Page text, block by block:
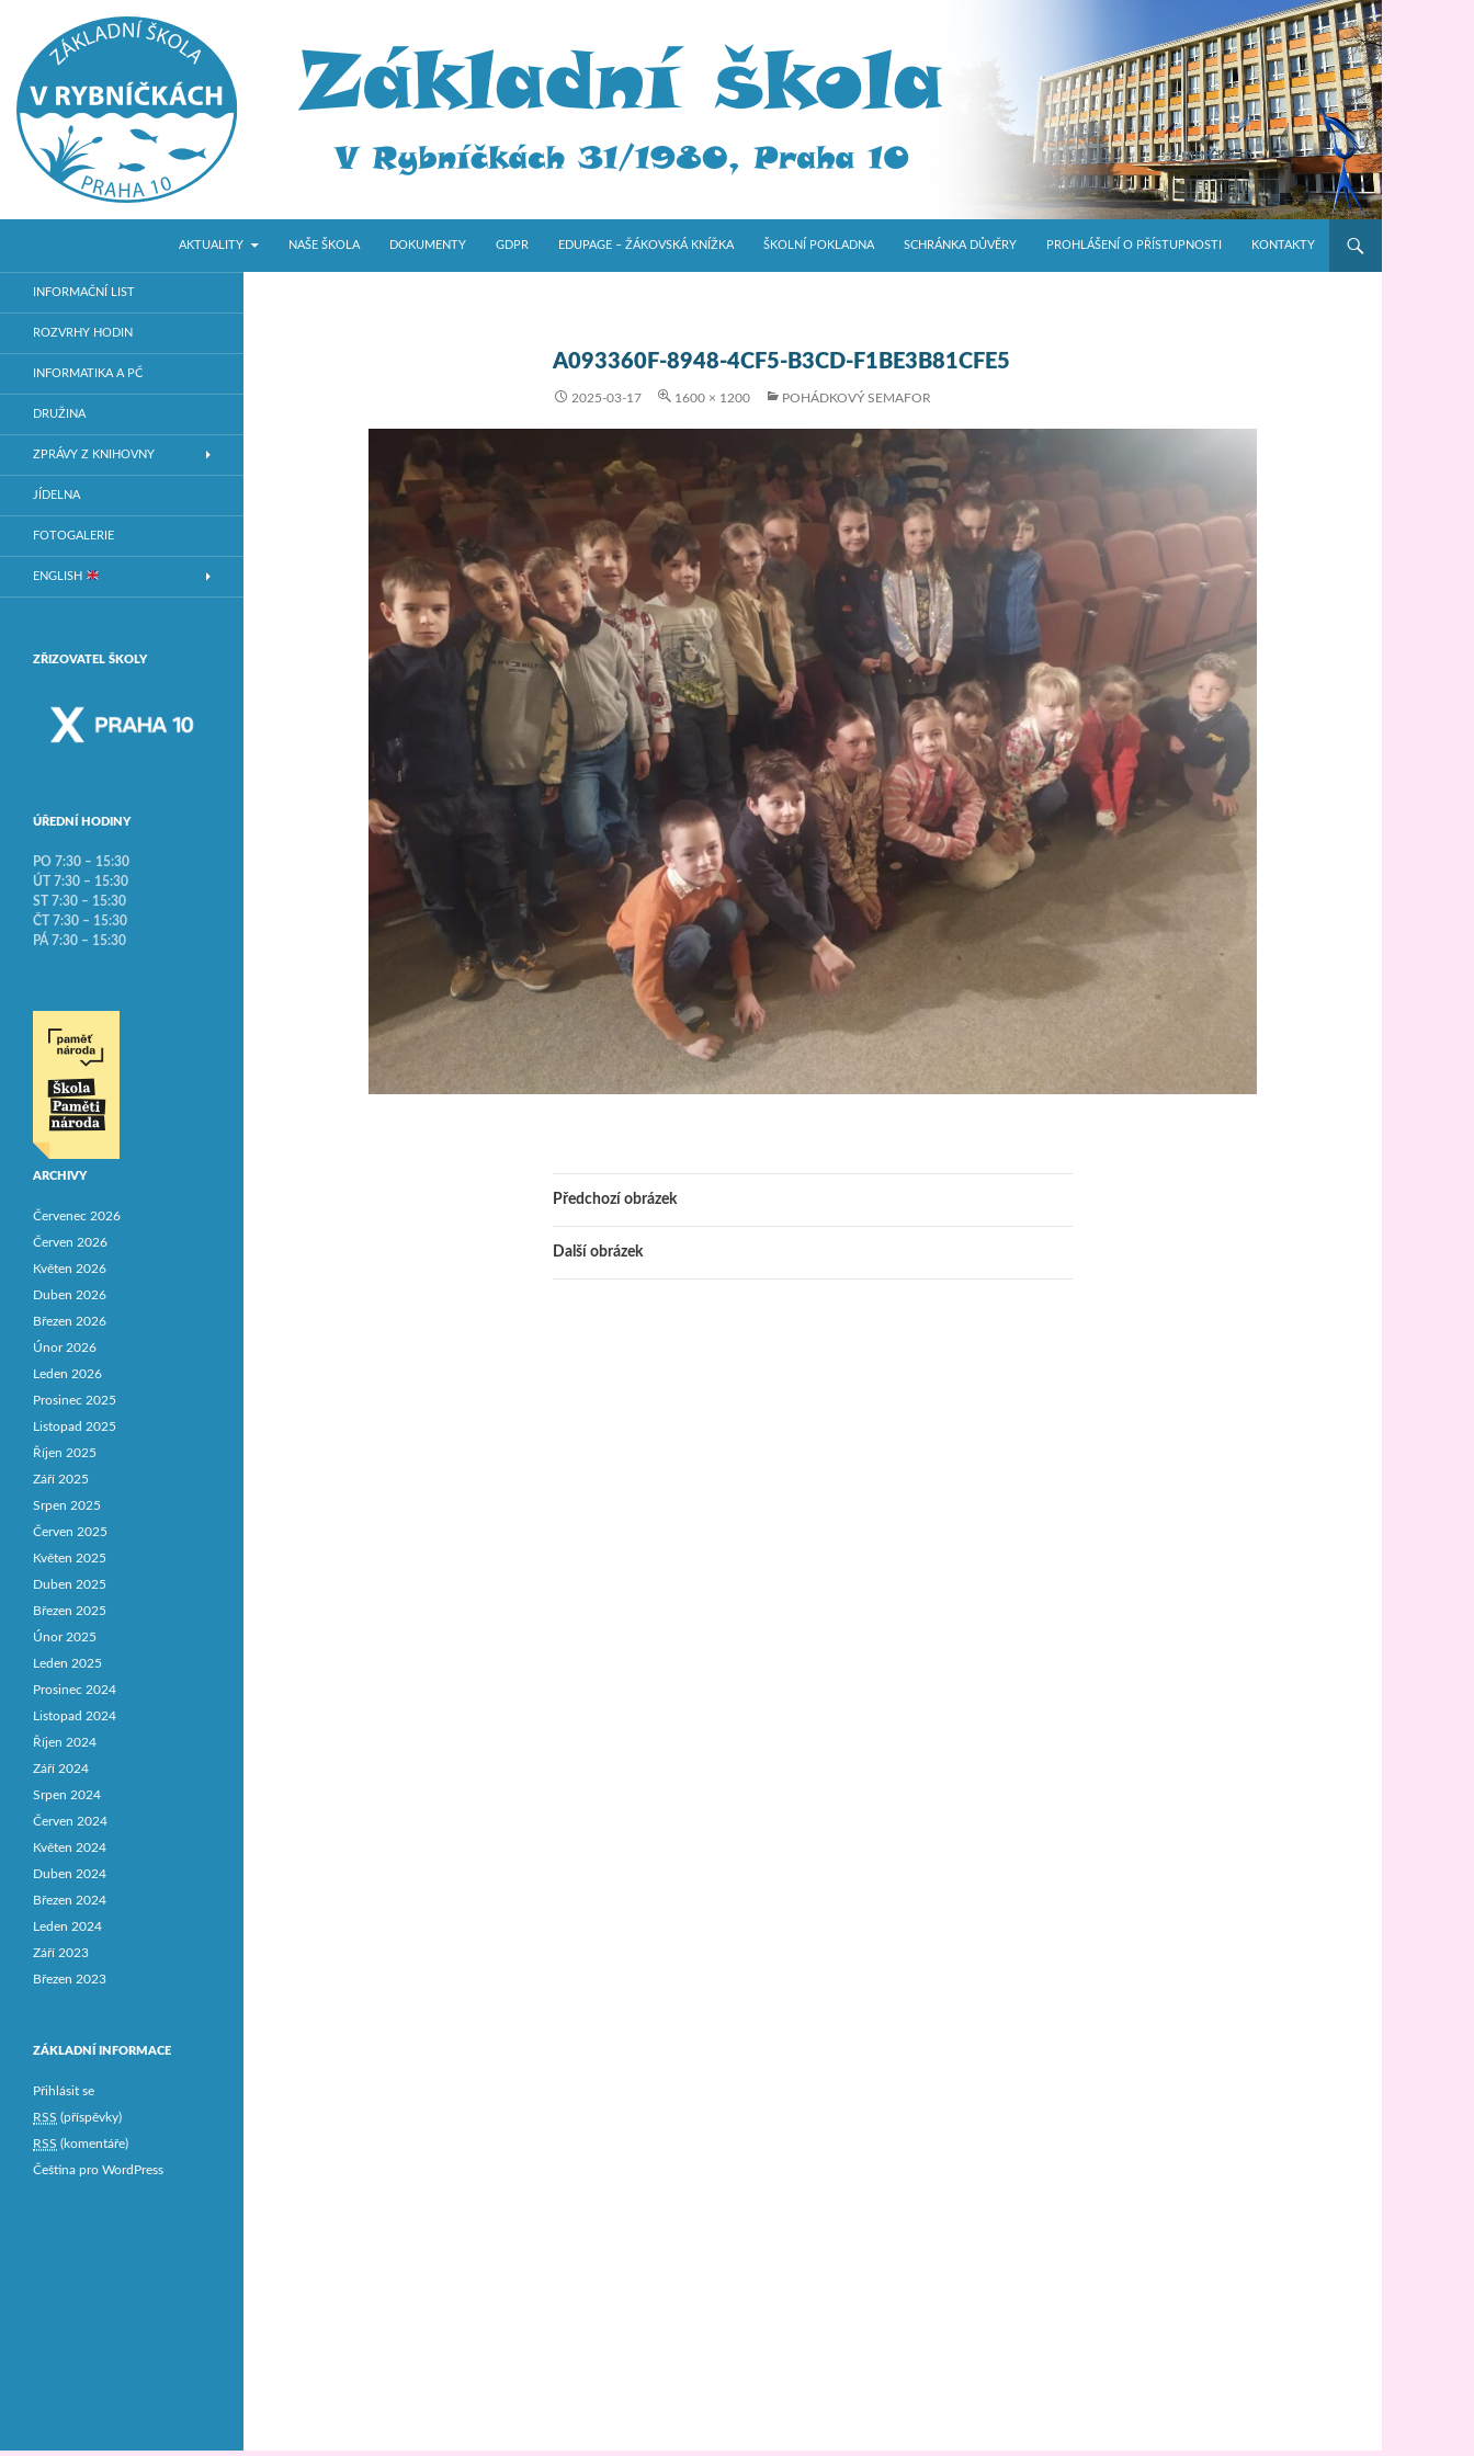
ZŠ V RybníčkáchAKTUALITY
NAŠE ŠKOLA DOKUMENTY GDPR EDUPAGE – ŽÁKOVSKÁ KNÍŽKA ŠKOLNÍ POKLADNA SCHRÁNKA DŮVĚRY PROHLÁŠENÍ O PŘÍSTUPNOSTI KONTAKTY
A093360F-8948-4CF5-B3CD-F1BE3B81CFE5
2025-03-17 1600 × 1200 POHÁDKOVÝ SEMAFOR
Předchozí obrázek
Další obrázek
Základní škola v Praze 10
INFORMAČNÍ LIST
ROZVRHY HODIN
INFORMATIKA A PČ
DRUŽINA
ZPRÁVY Z KNIHOVNY
JÍDELNA
FOTOGALERIE
ENGLISH
ZŘIZOVATEL ŠKOLY
ÚŘEDNÍ HODINY
PO 7:30 – 15:30
ÚT 7:30 – 15:30
ST 7:30 – 15:30
ČT 7:30 – 15:30
PÁ 7:30 – 15:30
ARCHIVY
Červenec 2026
Červen 2026
Květen 2026
Duben 2026
Březen 2026
Únor 2026
Leden 2026
Prosinec 2025
Listopad 2025
Říjen 2025
Září 2025
Srpen 2025
Červen 2025
Květen 2025
Duben 2025
Březen 2025
Únor 2025
Leden 2025
Prosinec 2024
Listopad 2024
Říjen 2024
Září 2024
Srpen 2024
Červen 2024
Květen 2024
Duben 2024
Březen 2024
Leden 2024
Září 2023
Březen 2023
ZÁKLADNÍ INFORMACE
Přihlásit se
RSS (příspěvky)
RSS (komentáře)
Čeština pro WordPress